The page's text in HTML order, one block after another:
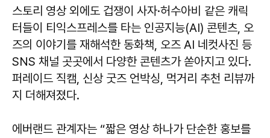
스토리 영상 외에도 겁쟁이 사자·허수아비 같은 캐릭
터들이 티익스프레스를 타는 인공지능(AI) 콘텐츠, 오
즈의 이야기를 재해석한 동화책, 오즈 AI 네컷사진 등
SNS 채널 곳곳에서 다양한 콘텐츠가 쏟아지고 있다.
퍼레이드 직캠, 신상 굿즈 언박싱, 먹거리 추천 리뷰까
지 더해져졌다.
에버랜드 관계자는 “짧은 영상 하나가 단순한 홍보를